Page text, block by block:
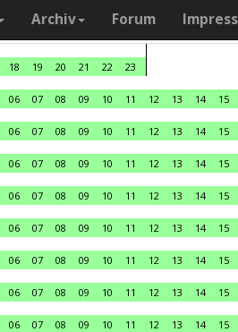
Archiv Forum
18 19 20 21 22
23
06 07 08 09 10 11 12 13 14 15
06 07 08 09 10 11 12 13 14 15
06 07 08 09 10 11 12 13 14 15
06 07 08 09 10 11 12 13 14 15
06 07 08 09 10 11 12 13 14 15
06 07 08 09 10 11 12 13 14 15
06 07 08 09 10 11 12 13 14 15
06 07 08 09 10 11 12 13 14 15